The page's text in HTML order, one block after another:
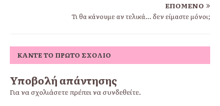
ΕΠΌΜΕΝΟ
Τι θα κάνουμε αν τελικά… δεν είμαστε μόνοι;
ΚΆΝΤΕ ΤΟ ΠΡΏΤΟ ΣΧΌΛΙΟ
Υποβολή απάντησης
Για να σχολιάσετε πρέπει νασυνδεθείτε.